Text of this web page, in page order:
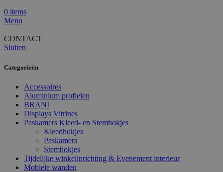
0 items
Menu
CONTACT
Sluiten
Categorieën
Accessoires
Aluminium profielen
BRANI
Displays Vitrines
Paskamers Kleed- en Stemhokjes
Kleedhokjes
Paskamers
Stemhokjes
Tijdelijke winkelinrichting & Evenement interieur
Mobiele wanden